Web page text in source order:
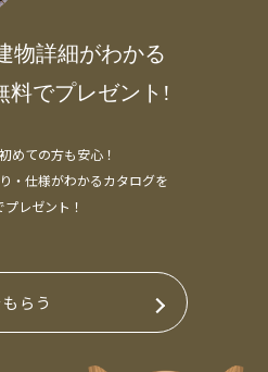
物詳細がわかる
料でプレゼント!
めての方も安心！
・仕様がわかるカタログを
プレゼント！
らう